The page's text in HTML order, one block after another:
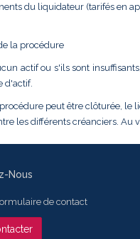
du liquidateur (tarifés en
la procédure
actif ou s'ils sont
d'actif.
peut être clôturée, le
les différents créanciers. Au
Nous
de contact